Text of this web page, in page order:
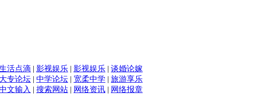
活点滴 | 影视娱乐 | 影视娱乐 | 谈婚论嫁
大专论坛 | 中学论坛 | 宽柔中学 | 旅游享乐
文输入 | 搜索网站 | 网络资讯 | 网络报章